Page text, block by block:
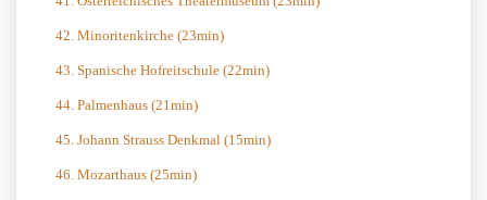
42. Minoritenkirche (23min)
43. Spanische Hofreitschule (22min)
44. Palmenhaus (21min)
45. Johann Strauss Denkmal (15min)
46. Mozarthaus (25min)